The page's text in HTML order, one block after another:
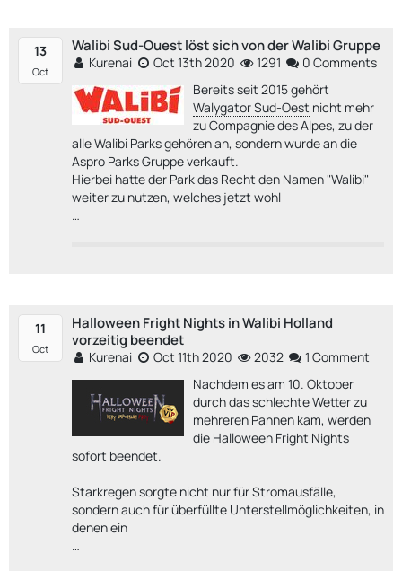
13
Oct
Walibi Sud-Ouest löst sich von der Walibi Gruppe
Kurenai Oct 13th 2020 1291
0 Comments
Bereits seit 2015 gehört
Walygator Sud-Oest nicht mehr
zu Compagnie des Alpes, zu der
alle Walibi Parks gehören an, sondern wurde an die
Aspro Parks Gruppe verkauft.
Hierbei hatte der Park das Recht den Namen "Walibi"
weiter zu nutzen, welches jetzt wohl
…
11
Oct
Halloween Fright Nights in Walibi Holland
vorzeitig beendet
Kurenai Oct 11th 2020 2032
1 Comment
Nachdem es am 10. Oktober
durch das schlechte Wetter zu
mehreren Pannen kam, werden
die Halloween Fright Nights
sofort beendet.
Starkregen sorgte nicht nur für Stromausfälle,
sondern auch für überfüllte Unterstellmöglichkeiten, in
denen ein
…